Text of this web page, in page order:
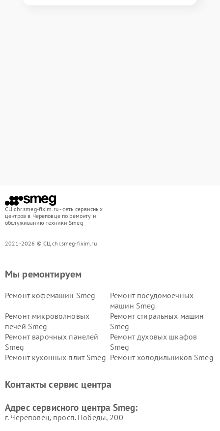
СЦ chr.smeg-fixim.ru - сеть сервисных
центров в Череповце по ремонту и
обслуживанию техники Smeg
2021-2026 © СЦ chr.smeg-fixim.ru
Мы ремонтируем
Ремонт кофемашин Smeg
Ремонт посудомоечных
машин Smeg
Ремонт микроволновых
печей Smeg
Ремонт стиральных машин
Smeg
Ремонт варочных панелей
Smeg
Ремонт духовых шкафов
Smeg
Ремонт кухонных плит Smeg Ремонт холодильников Smeg
Контакты сервис центра
Адрес сервисного центра Smeg:
г. Череповец, просп. Победы, 200